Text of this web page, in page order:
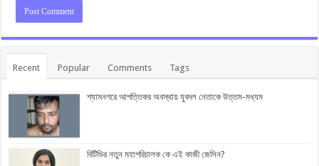
Recent Popular Comments Tags
শ্যামনগরে আপত্তিকর অবস্থায় যুবদল নেতাকে উত্তম-মধ্যম
বিটিভির নতুন মহাপরিচালক কে এই কাজী জেসিন?